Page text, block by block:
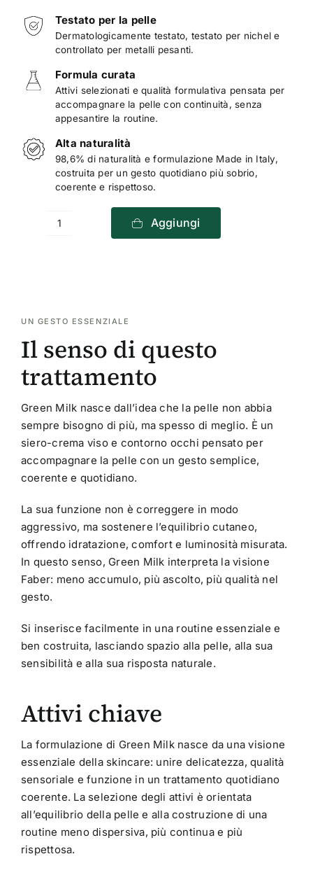
Testato per la pelle
Dermatologicamente testato, testato per nichel e
controllato per metalli pesanti.
Formula curata
Attivi selezionati e qualità formulativa pensata per
accompagnare la pelle con continuità, senza
appesantire la routine.
Alta naturalità
98,6% di naturalità e formulazione Made in Italy,
costruita per un gesto quotidiano più sobrio,
coerente e rispettoso.
Green
/
Face-
/
Eye
Contour
quantità
Aggiungi
UN GESTO ESSENZIALE
Il senso di questo
trattamento
Green Milk nasce dall’idea che la pelle non abbia
sempre bisogno di più, ma spesso di meglio. È un
siero-crema viso e contorno occhi pensato per
accompagnare la pelle con un gesto semplice,
coerente e quotidiano.
La sua funzione non è correggere in modo
aggressivo, ma sostenere l’equilibrio cutaneo,
offrendo idratazione, comfort e luminosità misurata.
In questo senso, Green Milk interpreta la visione
Faber: meno accumulo, più ascolto, più qualità nel
gesto.
Si inserisce facilmente in una routine essenziale e
ben costruita, lasciando spazio alla pelle, alla sua
sensibilità e alla sua risposta naturale.
Attivi chiave
La formulazione di Green Milk nasce da una visione
essenziale della skincare: unire delicatezza, qualità
sensoriale e funzione in un trattamento quotidiano
coerente. La selezione degli attivi è orientata
all’equilibrio della pelle e alla costruzione di una
routine meno dispersiva, più continua e più
rispettosa.